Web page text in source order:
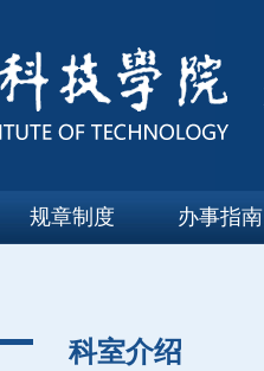
规章制度 办事指南
科室介绍